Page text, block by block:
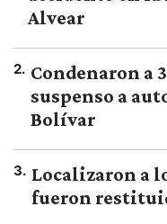
Alvear
2. Condenaron a
suspenso a
Bolívar
3. Localizaron a
fueron